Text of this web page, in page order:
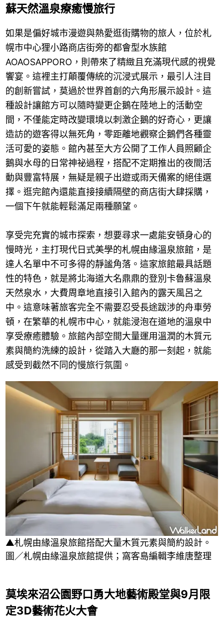
蘇天然溫泉療癒慢旅行
如果是偏好城市漫遊與熱愛逛街購物的旅人，位於札
幌市中心狸小路商店街旁的都會型水族館
AOAOSAPPORO，則帶來了精緻且充滿現代感的視覺
饗宴。這裡主打顛覆傳統的沉浸式展示，最引人注目
的創新嘗試，莫過於世界首創的六角形展示設計。這
種設計讓館方可以隨時變更企鵝在陸地上的活動空
間，不僅能定時改變環境以刺激企鵝的好奇心，更讓
造訪的遊客得以無死角，零距離地觀察企鵝們各種靈
活可愛的姿態。館內甚至大方公開了工作人員照顧企
鵝與水母的日常神祕過程，搭配不定期推出的夜間活
動與豐富特展，無疑是親子出遊或雨天備案的絕佳選
擇。逛完館內還能直接接續隔壁的商店街大肆採購，
一個下午就能輕鬆滿足兩種願望。
享受完充實的城市探索，想要尋求一處能安頓身心的
慢時光，主打現代日式美學的札幌由緣溫泉旅館，是
達人名單中不可多得的靜謐角落。這家旅館最具話題
性的特色，就是將北海道大名鼎鼎的登別卡魯蘇溫泉
天然泉水，大費周章地直接引入館內的露天風呂之
中。這意味著旅客完全不需要忍受長途跋涉的舟車勞
頓，在繁華的札幌市中心，就能浸泡在道地的溫泉中
享受療癒體驗。旅館內部空間大量運用溫潤的木質元
素與簡約洗練的設計，從踏入大廳的那一刻起，就能
感受到截然不同的慢旅行氛圍。
▲札幌由緣溫泉旅館搭配大量木質元素與簡約設計。
圖／札幌由緣溫泉旅館提供；窩客島編輯李維唐整理
莫埃來沼公園野口勇大地藝術殿堂與9月限
定3D藝術花火大會